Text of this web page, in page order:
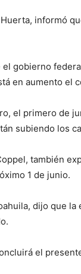
informó
gobierno
en aumento el
el primero de
subiendo los
también
1 de junio.
dijo que
el